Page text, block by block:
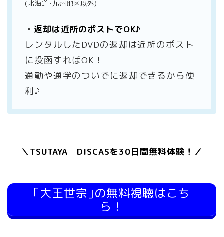
(北海道･九州地区以外)
・返却は近所のポストでOK♪
レンタルしたDVDの返却は近所のポスト
に投函すればOK！
通勤や通学のついでに返却できるから便
利♪
＼TSUTAYA DISCASを30日間無料体験！／
｢大王世宗｣の無料視聴はこち
ら！